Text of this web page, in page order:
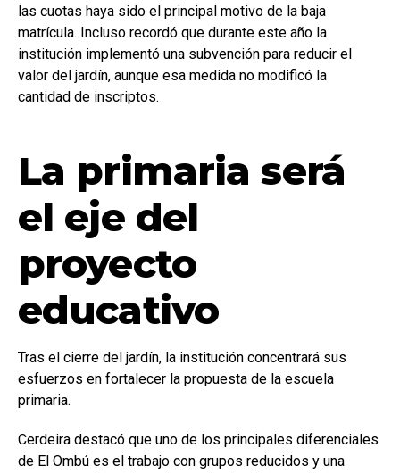
las cuotas haya sido el principal motivo de la baja
matrícula. Incluso recordó que durante este año la
institución implementó una subvención para reducir el
valor del jardín, aunque esa medida no modificó la
cantidad de inscriptos.
La primaria será
el eje del
proyecto
educativo
Tras el cierre del jardín, la institución concentrará sus
esfuerzos en fortalecer la propuesta de la escuela
primaria.
Cerdeira destacó que uno de los principales diferenciales
de El Ombú es el trabajo con grupos reducidos y una